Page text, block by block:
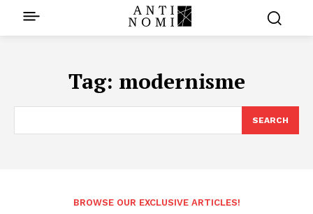
Tag: modernisme
SEARCH
BROWSE OUR EXCLUSIVE ARTICLES!